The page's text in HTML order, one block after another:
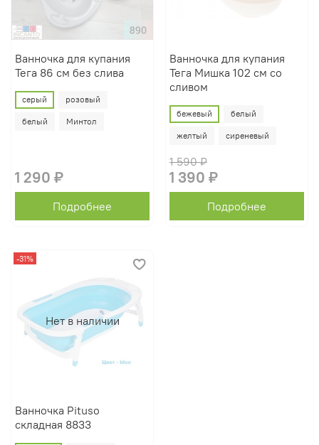
Ванночка для купания
Тега 86 см без слива
серый розовый
белый Минтол
1 290 ₽
Подробнее
Ванночка для купания
Тега Мишка 102 см со
сливом
бежевый белый
желтый сиреневый
1 590 ₽
1 390 ₽
Подробнее
Нет в наличии
-31%
Ванночка Pituso
складная 8833